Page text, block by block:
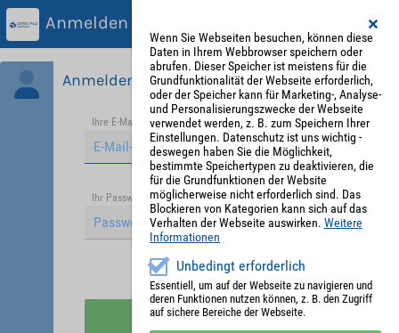
Anmelden
Anmelden
Ihre E-Mail-Adresse *
Passwort vergessen?
Ihr Passwort *
Angemeldet bleiben
Anmelden
Wenn Sie Webseiten besuchen, können diese
Daten in Ihrem Webbrowser speichern oder
abrufen. Dieser Speicher ist meistens für die
Grundfunktionalität der Webseite erforderlich,
oder der Speicher kann für Marketing-, Analyse-
und Personalisierungszwecke der Webseite
verwendet werden, z. B. zum Speichern Ihrer
Einstellungen. Datenschutz ist uns wichtig -
deswegen haben Sie die Möglichkeit,
bestimmte Speichertypen zu deaktivieren, die
für die Grundfunktionen der Website
möglicherweise nicht erforderlich sind. Das
Blockieren von Kategorien kann sich auf das
Verhalten der Webseite auswirken. Weitere
Informationen
Unbedingt erforderlich
Essentiell, um auf der Webseite zu navigieren und
deren Funktionen nutzen können, z. B. den Zugriff
auf sichere Bereiche der Webseite.